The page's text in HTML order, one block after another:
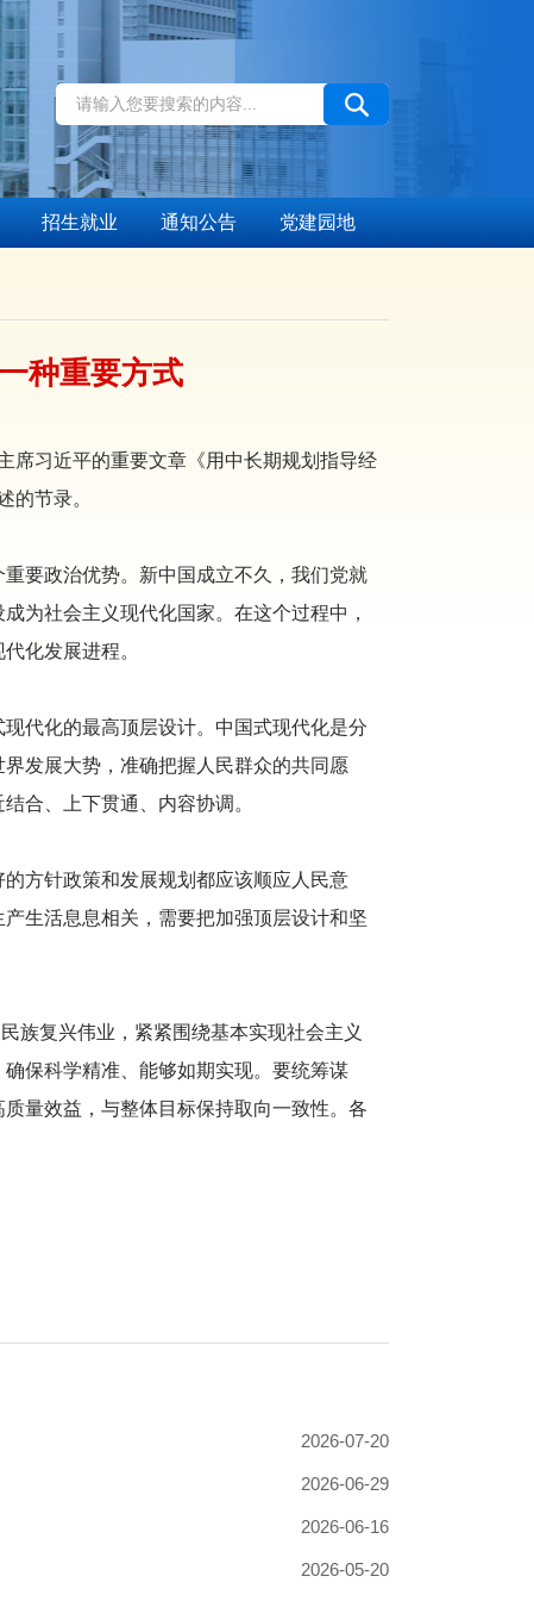
招生就业 通知公告 党建园地
种重要方式
席习近平的重要文章《用中长期规划指导经
的节录。
要政治优势。新中国成立不久，我们党就
为社会主义现代化国家。在这个过程中，
化发展进程。
代化的最高顶层设计。中国式现代化是分
发展大势，准确把握人民群众的共同愿
合、上下贯通、内容协调。
方针政策和发展规划都应该顺应人民意
生活息息相关，需要把加强顶层设计和坚
族复兴伟业，紧紧围绕基本实现社会主义
保科学精准、能够如期实现。要统筹谋
量效益，与整体目标保持取向一致性。各